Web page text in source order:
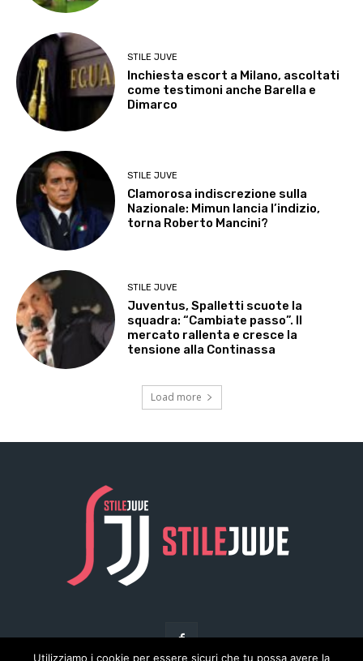
Utilizziamo i cookie per essere sicuri che tu possa avere la